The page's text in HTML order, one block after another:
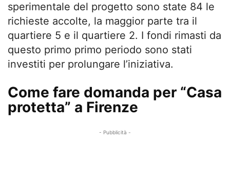
sperimentale del progetto sono state 84 le
richieste accolte, la maggior parte tra il
quartiere 5 e il quartiere 2. I fondi rimasti da
questo primo primo periodo sono stati
investiti per prolungare l’iniziativa.
Come fare domanda per “Casa
protetta” a Firenze
- Pubblicità -